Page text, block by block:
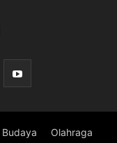
Budaya Olahraga